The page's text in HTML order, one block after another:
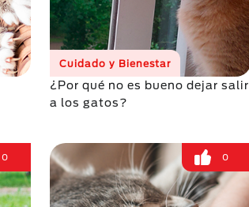
Cuidado y Bienestar
¿Por qué no es bueno dejar salir
a los gatos?
0 0